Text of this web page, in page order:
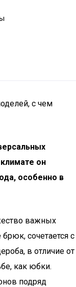
с чем
он
особенно в
важных
сочетается с
в отличие от
как юбки.
подряд